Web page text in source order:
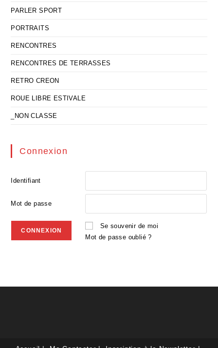
PARLER SPORT
PORTRAITS
RENCONTRES
RENCONTRES DE TERRASSES
RETRO CREON
ROUE LIBRE ESTIVALE
_NON CLASSE
Connexion
Identifiant
Mot de passe
Se souvenir de moi
Mot de passe oublié ?